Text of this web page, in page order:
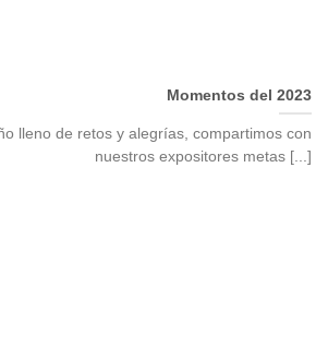
Momentos del 2023
lleno de retos y alegrías, compartimos con
nuestros expositores metas [...]